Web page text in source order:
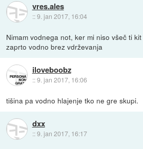
vres.ales
::9. jan 2017, 16:04
Nimam vodnega not, ker mi niso všeč ti
zaprto vodno brez vdrževanja
iloveboobz
::9. jan 2017, 16:06
tišina pa vodno hlajenje tko ne gre skupi.
dxx
::9. jan 2017, 16:17